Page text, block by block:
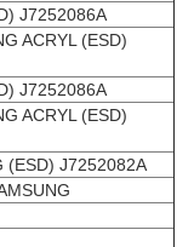
J7252086A
ACRYL (ESD)
J7252086A
ACRYL (ESD)
J7252082A